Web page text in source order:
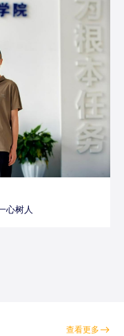
心树人
查看更多